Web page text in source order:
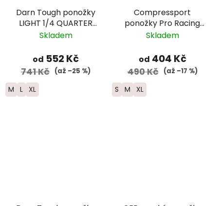
Darn Tough ponožky
LIGHT 1/4 QUARTER
Lightweight Merino -
Skladem
od 552 Kč
741 Kč (až –25 %)
M L XL
Compressport
ponožky Pro Racing
Trail - modrá
Skladem
od 404 Kč
490 Kč (až –17 %)
S M XL